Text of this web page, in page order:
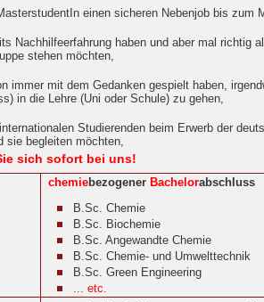
einen sicheren Nebenjob bis zum
Nachhilfeerfahrung haben und aber mal richtig
stehen möchten,
immer mit dem Gedanken gespielt haben,
in die Lehre (Uni oder Schule) zu gehen,
Studierenden beim Erwerb der
sie begleiten möchten,
sich sofort bei uns!
chemiebezogener Bachelorabschluss
B.Sc. Chemie
B.Sc. Biochemie
B.Sc. Angewandte Chemie
B.Sc. Chemie- und Umwelttechnik
B.Sc. Green Engineering
... etc.